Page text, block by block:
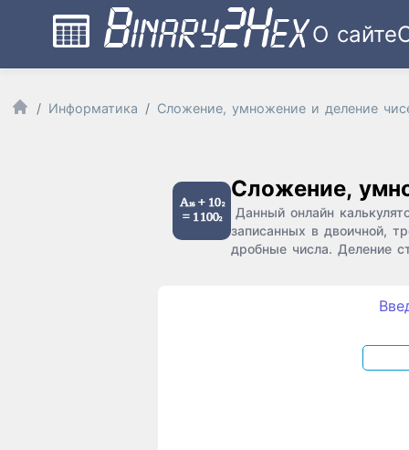
О сайте
Информатика Сложение, умножение и деление
Сложение,
Данный онлайн
записанных в двоичной,
дробные числа. Деление